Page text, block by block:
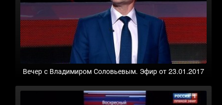
Вечер с Владимиром Соловьевым. Эфир от 23.01.2017